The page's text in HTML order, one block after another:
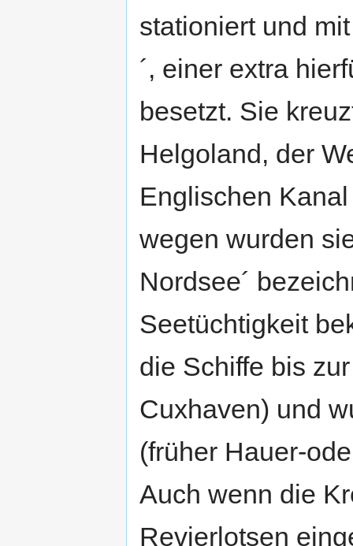
stationiert und
´, einer extra
besetzt. Sie
Helgoland, der
Englischen
wegen wurden
Nordsee´
Seetüchtigkeit
die Schiffe bis
Cuxhaven) und
(früher Hauer-
Auch wenn die
Revierlotsen